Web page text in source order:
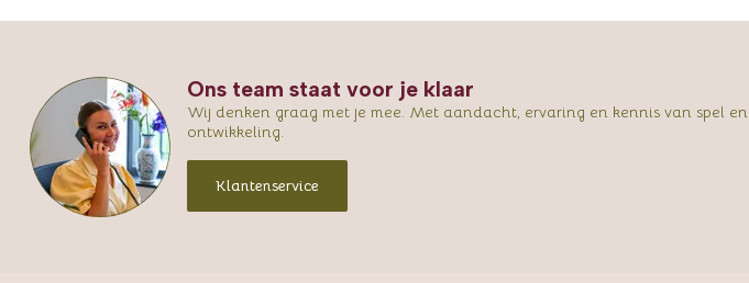
Ons team staat voor je klaar
Wij denken graag met je mee. Met aandacht, ervaring en kennis van spel en
ontwikkeling.
Klantenservice